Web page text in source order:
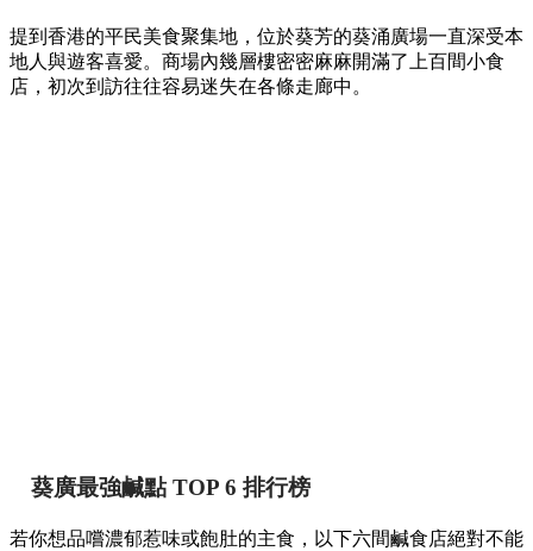
提到香港的平民美食聚集地，位於葵芳的葵涌廣場一直深受本
地人與遊客喜愛。商場內幾層樓密密麻麻開滿了上百間小食
店，初次到訪往往容易迷失在各條走廊中。
葵廣最強鹹點 TOP 6 排行榜
若你想品嚐濃郁惹味或飽肚的主食，以下六間鹹食店絕對不能